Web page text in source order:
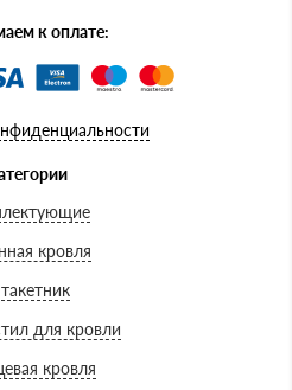
к оплате:
кровля
для кровли
кровля